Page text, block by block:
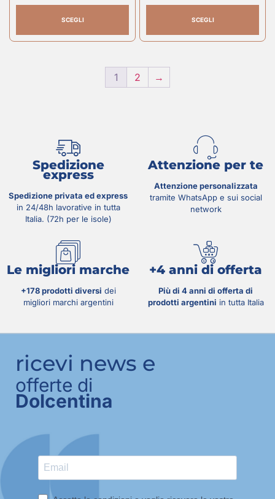
SCEGLI SCEGLI
1 2 →
Spedizione
express
Spedizione privata ed express
in 24/48h lavorative in tutta
Italia. (72h per le isole)
Attenzione per te
Attenzione personalizzata
tramite WhatsApp e sui social
network
Le migliori marche
+178 prodotti diversi dei
migliori marchi argentini
+4 anni di offerta
Più di 4 anni di offerta di
prodotti argentini in tutta Italia
ricevi news e
offerte di
Dolcentina